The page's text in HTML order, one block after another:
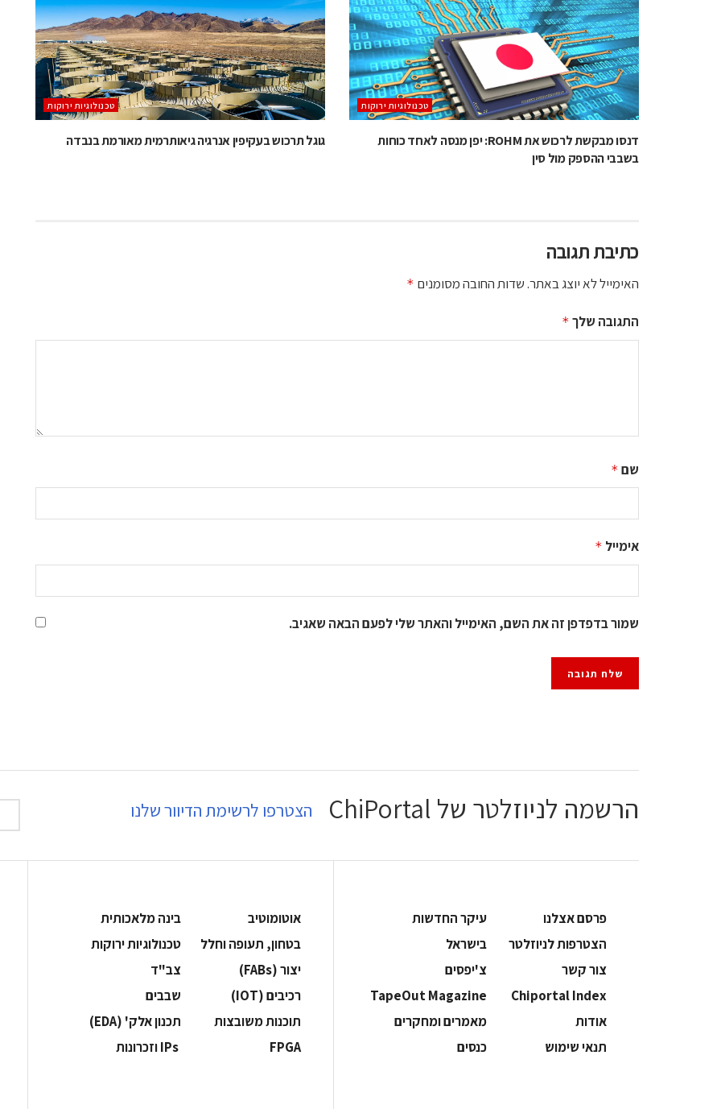
‫טכנולוגיות ירוקות‬
דנסו מבקשת לרכוש את ROHM: יפן מנסה לאחד כוחות
בשבבי ההספק מול סין
‫טכנולוגיות ירוקות‬
גוגל תרכוש בעקיפין אנרגיה גיאותרמית מאורמת בנבדה
כתיבת תגובה
האימייל לא יוצג באתר.שדות החובה מסומנים *
התגובה שלך *
שם *
אימייל *
שמור בדפדפן זה את השם, האימייל והאתר שלי לפעם הבאה שאגיב.
הרשמה לניוזלטר של ChiPortal הצטרפו לרשימת הדיוור שלנו
פרסם אצלנו
עיקר החדשות
הצטרפות לניוזלטר
בישראל
צור קשר
צ'יפסים
Chiportal Index
TapeOut Magazine
אודות
מאמרים ומחקרים
תנאי שימוש
כנסים
אוטומוטיב
בינה מלאכותית
בטחון, תעופה וחלל
‫טכנולוגיות ירוקות‬
‫יצור (‪(FABs‬‬
‫צב"ד‬
‫רכיבים‬ (IOT)
‫שבבים‬
‫תוכנות משובצות‬
‫תכנון אלק' (‪(EDA‬‬
‫‪FPGA‬‬
‫ ‪וזכרונות IPs‬‬